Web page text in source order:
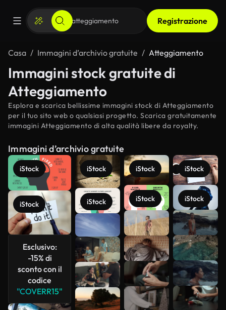
Registrazione
Casa Immagini d’archivio gratuite Atteggiamento
Immagini stock gratuite di
Atteggiamento
Esplora e scarica bellissime immagini stock di Atteggiamento
per il tuo sito web o qualsiasi progetto. Scarica gratuitamente
immagini Atteggiamento di alta qualità libere da royalty.
Immagini d’archivio gratuite
iStock
iStock
Esclusivo:
-15% di
sconto con il
codice
"COVERR15"
iStock
iStock
iStock
iStock
iStock
iStock
Scopri di
più